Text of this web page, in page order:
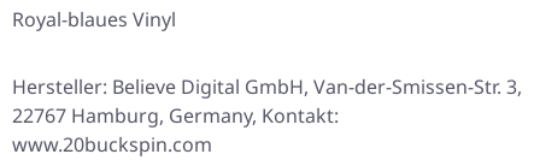
Royal-blaues Vinyl
Hersteller: Believe Digital GmbH, Van-der-Smissen-Str. 3,
22767 Hamburg, Germany, Kontakt:
www.20buckspin.com